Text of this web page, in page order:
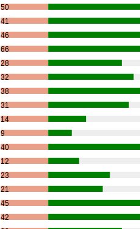
50
41
46
66
28
32
38
31
14
9
40
12
23
21
45
42